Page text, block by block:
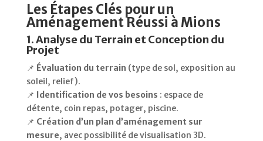
Les Étapes Clés pour un
Aménagement Réussi à Mions
1. Analyse du Terrain et Conception du
Projet
📌 Évaluation du terrain (type de sol, exposition au
soleil, relief).
📌 Identification de vos besoins : espace de
détente, coin repas, potager, piscine.
📌 Création d’un plan d’aménagement sur
mesure, avec possibilité de visualisation 3D.